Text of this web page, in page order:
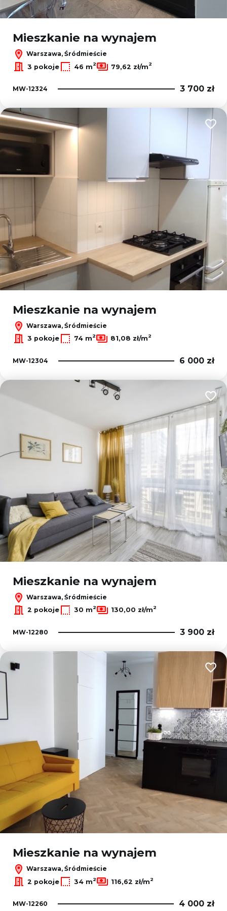
Mieszkanie na wynajem
Warszawa, Śródmieście
3 pokoje
46 m2 79,62 zł/m2
MW-12324 3 700 zł
Mieszkanie na wynajem
Warszawa, Śródmieście
3 pokoje
74 m2 81,08 zł/m2
MW-12304 6 000 zł
Mieszkanie na wynajem
Warszawa, Śródmieście
2 pokoje
30 m2 130,00 zł/m2
MW-12280 3 900 zł
Mieszkanie na wynajem
Warszawa, Śródmieście
2 pokoje
34 m2 116,62 zł/m2
MW-12260 4 000 zł